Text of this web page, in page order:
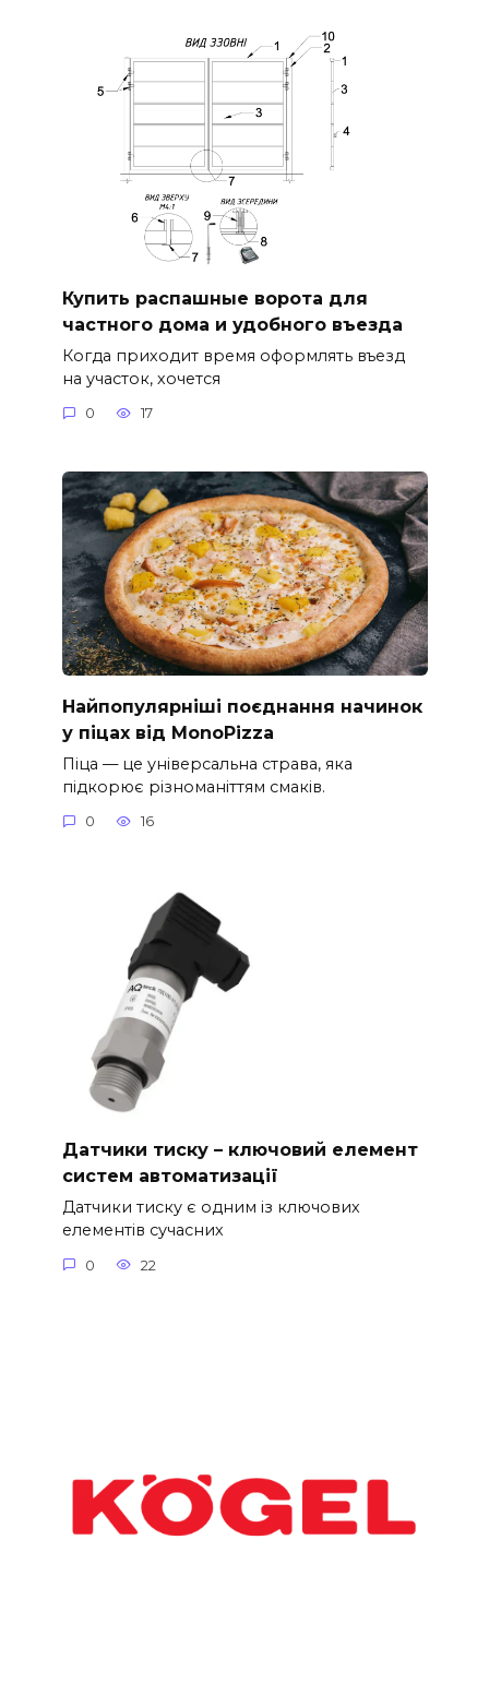
Купить распашные ворота для
частного дома и удобного въезда
Когда приходит время оформлять въезд
на участок, хочется
0 17
Найпопулярніші поєднання начинок
у піцах від MonoPizza
Піца — це універсальна страва, яка
підкорює різноманіттям смаків.
0 16
Датчики тиску – ключовий елемент
систем автоматизації
Датчики тиску є одним із ключових
елементів сучасних
0 22